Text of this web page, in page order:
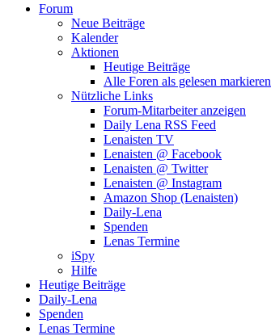
Forum
Neue Beiträge
Kalender
Aktionen
Heutige Beiträge
Alle Foren als gelesen markieren
Nützliche Links
Forum-Mitarbeiter anzeigen
Daily Lena RSS Feed
Lenaisten TV
Lenaisten @ Facebook
Lenaisten @ Twitter
Lenaisten @ Instagram
Amazon Shop (Lenaisten)
Daily-Lena
Spenden
Lenas Termine
iSpy
Hilfe
Heutige Beiträge
Daily-Lena
Spenden
Lenas Termine